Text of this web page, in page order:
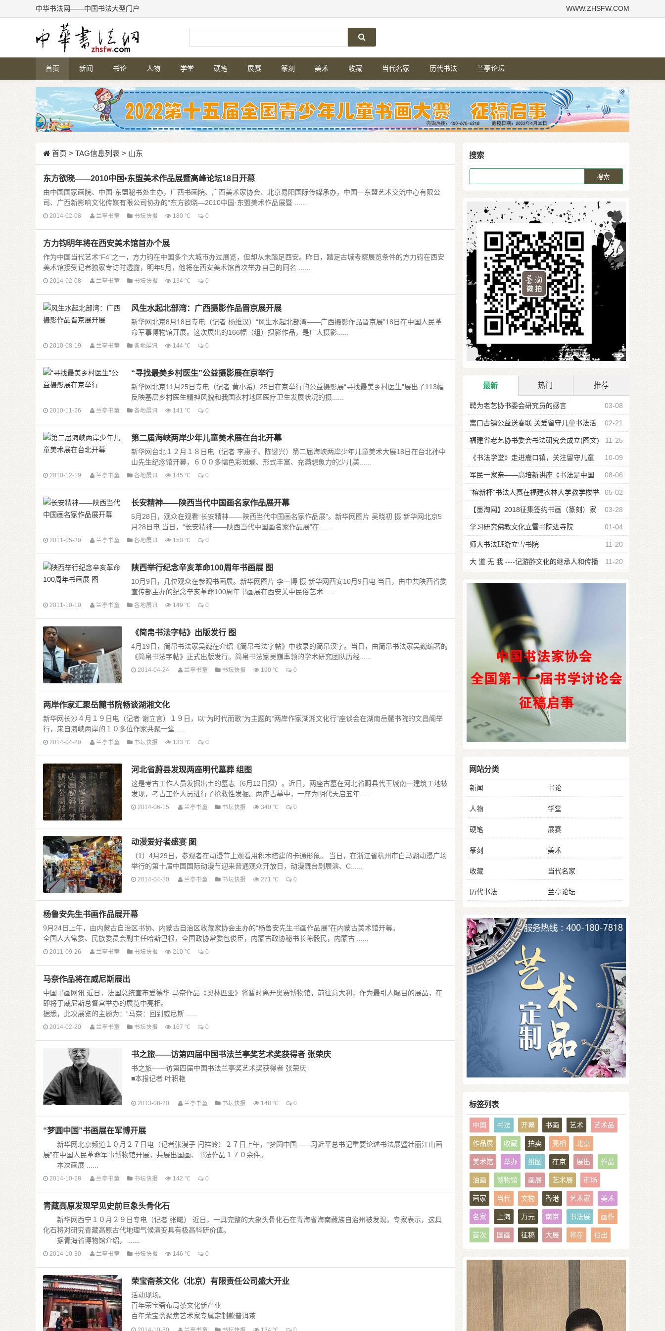
中华书法网——中国书法大型门户 WWW.ZHSFW.COM
首页 新闻 书论 人物 学堂 硬笔 展赛 篆刻 美术 收藏 当代名家 历代书法 兰亭论坛
首页 > TAG信息列表 > 山东
东方欲晓——2010中国•东盟美术作品展暨高峰论坛18日开幕
由中国国家画院、中国-东盟秘书处主办，广西书画院、广西美术家协会、北京易阳国际传媒承办，中国—东盟艺术交流中心有限公
司、广西新影响文化传媒有限公司协办的“东方欲晓—2010中国·东盟美术作品展暨 ......
2014-02-08 兰亭书童 书坛快报 180 ℃ 0
方力钧明年将在西安美术馆首办个展
作为中国当代艺术“F4”之一，方力钧在中国多个大城市办过展览，但却从未踏足西安。昨日，踏足古城考察展览条件的方力钧在西安
美术馆接受记者独家专访时透露，明年5月，他将在西安美术馆首次举办自己的同名 ......
2014-02-08 兰亭书童 书坛快报 134 ℃ 0
风生水起北部湾：广西摄影作品晋京展开展
新华网北京8月18日专电（记者 杨维汉）“风生水起北部湾——广西摄影作品晋京展”18日在中国人民革
命军事博物馆开展。这次展出的166幅（组）摄影作品，是广大摄影......
2010-08-19 兰亭书童 各地展讯 144 ℃ 0
“寻找最美乡村医生”公益摄影展在京举行
新华网北京11月25日专电（记者 黄小希）25日在京举行的公益摄影展“寻找最美乡村医生”展出了113幅
反映基层乡村医生精神风貌和我国农村地区医疗卫生发展状况的摄......
2010-11-26 兰亭书童 各地展讯 141 ℃ 0
第二届海峡两岸少年儿童美术展在台北开幕
新华网台北１２月１８日电（记者 李惠子、陈键兴）第二届海峡两岸少年儿童美术大展18日在台北孙中
山先生纪念馆开幕，６００多幅色彩斑斓、形式丰富、充满想象力的少儿美......
2010-12-19 兰亭书童 各地展讯 145 ℃ 0
长安精神——陕西当代中国画名家作品展开幕
5月28日，观众在观看“长安精神——陕西当代中国画名家作品展”。新华网图片 吴晓初 摄 新华网北京5
月28日电 当日，“长安精神——陕西当代中国画名家作品展”在......
2011-05-30 兰亭书童 各地展讯 150 ℃ 0
陕西举行纪念辛亥革命100周年书画展 图
10月9日，几位观众在参观书画展。新华网图片 李一博 摄 新华网西安10月9日电 当日，由中共陕西省委
宣传部主办的纪念辛亥革命100周年书画展在西安关中民俗艺术......
2011-10-10 兰亭书童 各地展讯 149 ℃ 0
《简帛书法字帖》出版发行 图
4月19日，简帛书法家吴巍在介绍《简帛书法字帖》中收录的简帛汉字。当日，由简帛书法家吴巍编著的
《简帛书法字帖》正式出版发行。简帛书法家吴巍率领的学术研究团队历经......
2014-04-24 兰亭书童 书坛快报 190 ℃ 0
两岸作家汇聚岳麓书院畅谈湖湘文化
新华网长沙４月１９日电（记者 谢立言）１９日，以“为时代而歌”为主题的“两岸作家湖湘文化行”座谈会在湖南岳麓书院的文昌阁举
行，来自海峡两岸的１０多位作家共聚一堂......
2014-04-20 兰亭书童 书坛快报 133 ℃ 0
河北省蔚县发现两座明代墓葬 组图
这是考古工作人员发掘出土的墓志（6月12日摄）。近日，两座古墓在河北省蔚县代王城南一建筑工地被
发现，考古工作人员进行了抢救性发掘。两座古墓中，一座为明代天启五年......
2014-06-15 兰亭书童 书坛快报 340 ℃ 0
动漫爱好者盛宴 图
（1）4月29日，参观者在动漫节上观看用积木搭建的卡通形象。 当日，在浙江省杭州市白马湖动漫广场
举行的第十届中国国际动漫节迎来普通观众开放日，动漫舞台剧展演、C......
2014-04-30 兰亭书童 书坛快报 271 ℃ 0
杨鲁安先生书画作品展开幕
9月24日上午，由内蒙古自治区书协、内蒙古自治区收藏家协会主办的“杨鲁安先生书画作品展”在内蒙古美术馆开幕。
全国人大常委、民族委员会副主任哈斯巴根，全国政协常委包俊臣，内蒙古政协秘书长陈毅民，内蒙古 ......
2011-09-26 兰亭书童 书坛快报 210 ℃ 0
马奈作品将在威尼斯展出
中国书画网讯 近日，法国总统宣布爱德华·马奈作品《奥林匹亚》将暂时离开奥赛博物馆，前往意大利，作为最引人瞩目的展品，在
即将于威尼斯总督宫举办的展览中亮相。
据悉，此次展览的主题为：“马奈：回到威尼斯 ......
2014-02-20 兰亭书童 书坛快报 167 ℃ 0
书之旅——访第四届中国书法兰亭奖艺术奖获得者 张荣庆
书之旅——访第四届中国书法兰亭奖艺术奖获得者 张荣庆
■本报记者 叶积艳
委员，中华海外联谊会二届 ......
2013-08-20 兰亭书童 书坛快报 148 ℃ 0
“梦圆中国”书画展在军博开展
新华网北京频道１０月２７日电（记者张漫子 闫祥岭）２７日上午，“梦圆中国——习近平总书记重要论述书法展暨壮丽江山画
展”在中国人民革命军事博物馆开展，共展出国画、书法作品１７０余件。
本次画展 ......
2014-10-28 兰亭书童 书坛快报 142 ℃ 0
青藏高原发现罕见史前巨象头骨化石
新华网西宁１０月２９日专电（记者 张曦） 近日，一具完整的大象头骨化石在青海省海南藏族自治州被发现。专家表示，这具
化石将对研究青藏高原古代地理气候演变具有极高科研价值。
据青海省博物馆介绍， ......
2014-10-30 兰亭书童 书坛快报 146 ℃ 0
荣宝斋茶文化（北京）有限责任公司盛大开业
活动现场。
百年荣宝斋布局茶文化新产业
百年荣宝斋聚焦艺术家专属定制款普洱茶
普洱收藏再度复兴 从投资性收藏转向“日常艺术消费”
搜索
最新 热门 推荐
03-08
聘为老艺协书委会研究员的感言
02-21
嵩口古镇公益送春联 关爱留守儿童书法活
动 11-25
福建省老艺协书委会书法研究会成立(图文)
10-09
《书法学堂》走进嵩口镇，关注留守儿童
08-06
军民一家亲——高培新讲座《书法是中国
瑰宝》 05-02
“榕新杯”书法大赛在福建农林大学教学楼举
行 03-28
【墨淘网】2018征集签约书画（篆刻）家
公告 01-04
学习研究佛教文化立雪书院进寺院
11-20
师大书法班游立雪书院
11-20
大 道 无 我 ----记游酢文化的继承人和传播
网站分类
新闻 书论
人物 学堂
硬笔 展赛
篆刻 美术
收藏 当代名家
历代书法 兰亭论坛
标签列表
中国 书法 开幕 书画 艺术 艺术品
作品展 收藏 拍卖 亮相 北京
美术馆 举办 组图 在京 展出 作品
油画 博物馆 画展 艺术展 市场
画家 当代 文物 香港 艺术家 美术
名家 上海 万元 南京 书法展 画作
首次 国画 征稿 大展 将在 拍出